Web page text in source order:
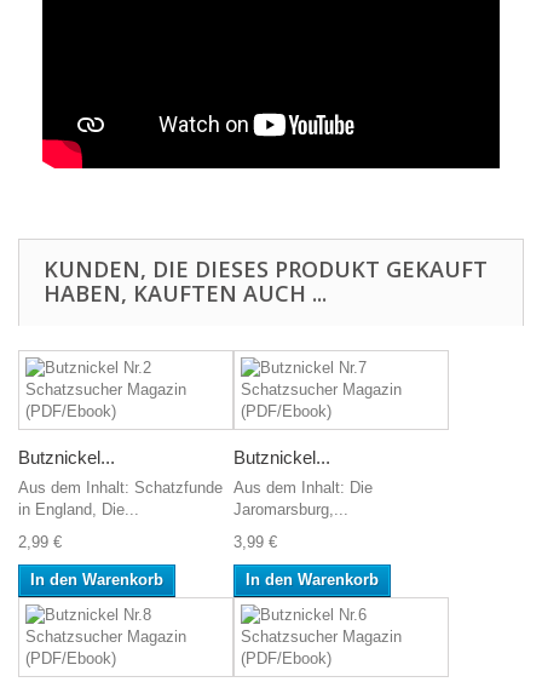
KUNDEN, DIE DIESES PRODUKT GEKAUFT
HABEN, KAUFTEN AUCH ...
Butznickel...
Aus dem Inhalt: Schatzfunde
in England, Die...
2,99 €
In den Warenkorb
Butznickel...
Aus dem Inhalt: Die
Jaromarsburg,...
3,99 €
In den Warenkorb